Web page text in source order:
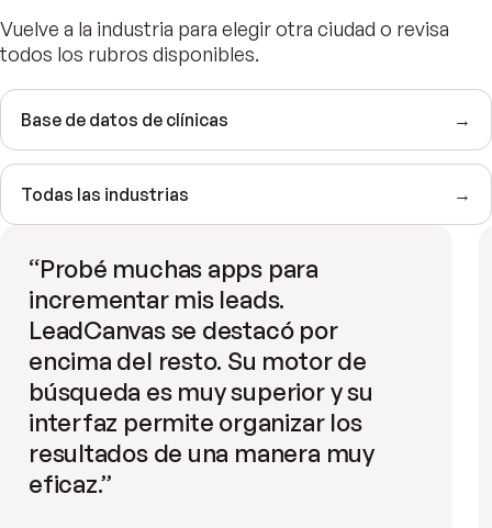
Vuelve a la industria para elegir otra ciudad o revisa
todos los rubros disponibles.
Base de datos de clínicas →
Todas las industrias →
“Probé muchas apps para
incrementar mis leads.
LeadCanvas se destacó por
encima del resto. Su motor de
búsqueda es muy superior y su
interfaz permite organizar los
resultados de una manera muy
eficaz.”